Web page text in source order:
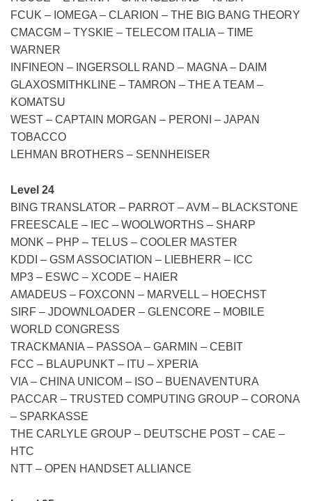
FCUK – IOMEGA – CLARION – THE BIG BANG THEORY
CMACGM – TYSKIE – TELECOM ITALIA – TIME
WARNER
INFINEON – INGERSOLL RAND – MAGNA – DAIM
GLAXOSMITHKLINE – TAMRON – THE A TEAM –
KOMATSU
WEST – CAPTAIN MORGAN – PERONI – JAPAN
TOBACCO
LEHMAN BROTHERS – SENNHEISER
Level 24
BING TRANSLATOR – PARROT – AVM – BLACKSTONE
FREESCALE – IEC – WOOLWORTHS – SHARP
MONK – PHP – TELUS – COOLER MASTER
KDDI – GSM ASSOCIATION – LIEBHERR – ICC
MP3 – ESWC – XCODE – HAIER
AMADEUS – FOXCONN – MARVELL – HOECHST
SIRF – JDOWNLOADER – GLENCORE – MOBILE
WORLD CONGRESS
TRACKMANIA – PASSOA – GARMIN – CEBIT
FCC – BLAUPUNKT – ITU – XPERIA
VIA – CHINA UNICOM – ISO – BUENAVENTURA
PACCAR – TRUSTED COMPUTING GROUP – CORONA
– SPARKASSE
THE CARLYLE GROUP – DEUTSCHE POST – CAE –
HTC
NTT – OPEN HANDSET ALLIANCE